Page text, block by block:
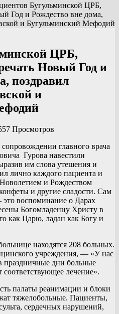
Бугульминской ЦРБ,
Год и Рождество вне дома,
и Бугульминский Мефодий
ЦРБ,
Новый Год и
поздравил
и
Просмотров
главного врача
Гурова навестили
им слова утешения и
лично каждого пациента и
и Рождеством
и другие сладости. Сам
это воспоминание о Дарах
Богомладенцу Христу в
как Царю, ладан как Богу и
находятся 208 больных.
учреждения, — «У нас
праздничные дни больные
лечение».
палаты реанимации и блоки
тяжелобольные. Пациенты,
сердечных нарушений,